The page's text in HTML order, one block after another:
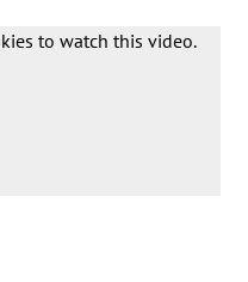
to watch this video.